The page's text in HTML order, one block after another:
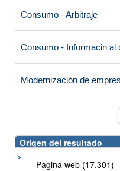
Consumo - Arbitraje
Consumo - Informacin al
Modernización de
Origen del resultado
Página web (17.301)